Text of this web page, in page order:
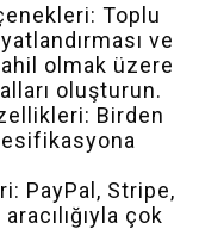
Toplu
ve
olmak üzere
oluşturun.
Birden
PayPal, Stripe,
çok